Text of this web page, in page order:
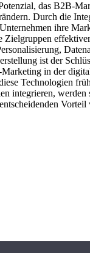
das B2B-
Durch die
ihre
Zielgruppen
ist der
in der
Technologien
integrieren, werden
Vorteil